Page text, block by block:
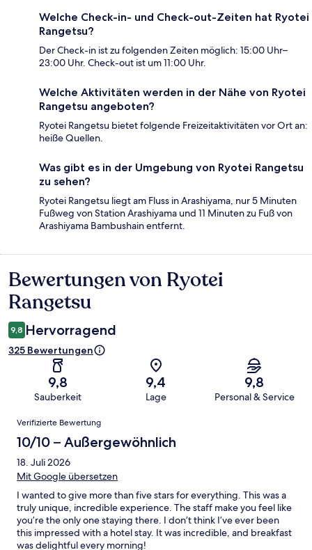
Welche Check-in- und Check-out-Zeiten hat Ryotei
Rangetsu?
Der Check-in ist zu folgenden Zeiten möglich: 15:00 Uhr–
23:00 Uhr. Check-out ist um 11:00 Uhr.
Welche Aktivitäten werden in der Nähe von Ryotei
Rangetsu angeboten?
Ryotei Rangetsu bietet folgende Freizeitaktivitäten vor Ort an:
heiße Quellen.
Was gibt es in der Umgebung von Ryotei Rangetsu
zu sehen?
Ryotei Rangetsu liegt am Fluss in Arashiyama, nur 5 Minuten
Fußweg von Station Arashiyama und 11 Minuten zu Fuß von
Arashiyama Bambushain entfernt.
Bewertungen
Bewertungen von Ryotei
Rangetsu
9,8 Hervorragend
325 Bewertungen
9,8
Sauberkeit
9,4
Lage
9,8
Personal & Service
Bewertungen
Verifizierte Bewertung
10/10 – Außergewöhnlich
18. Juli 2026
Mit Google übersetzen
I wanted to give more than five stars for everything. This was a
truly unique, incredible experience. The staff make you feel like
you’re the only one staying there. I don’t think I’ve ever been
this impressed with a hotel stay. It was incredible, and breakfast
was delightful every morning!